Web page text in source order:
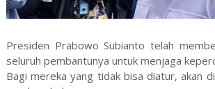
Presiden Prabowo Subianto telah
seluruh pembantunya untuk menjaga
Bagi mereka yang tidak bisa diatur, akan